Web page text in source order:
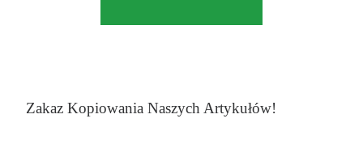
Zakaz Kopiowania Naszych Artykułów!